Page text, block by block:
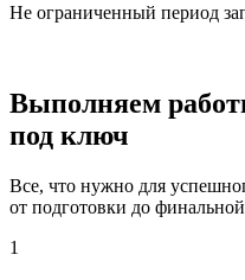
Не ограниченный период
Выполняем
под ключ
Все, что нужно для
от подготовки до
1